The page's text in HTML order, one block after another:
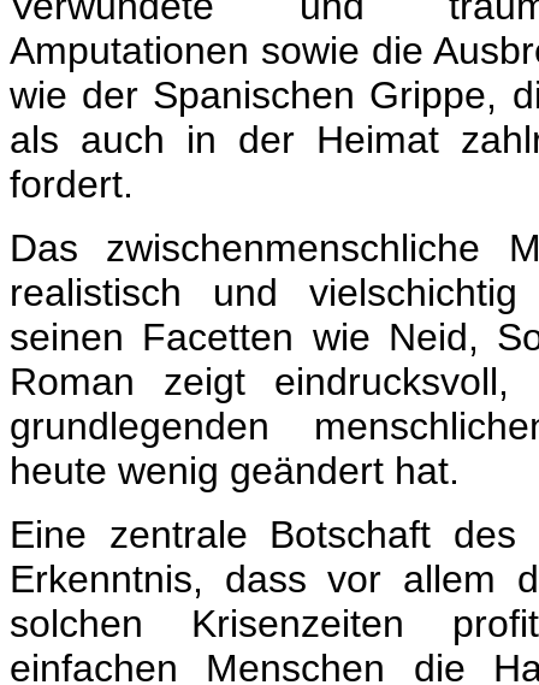
Amputationen sowie die
wie der Spanischen Grippe,
als auch in der Heimat
fordert.
Das zwischenmenschliche
realistisch und
seinen Facetten wie Neid,
Roman zeigt
grundlegenden
heute wenig geändert hat.
Eine zentrale Botschaft
Erkenntnis, dass vor allem
solchen Krisenzeiten
einfachen Menschen die